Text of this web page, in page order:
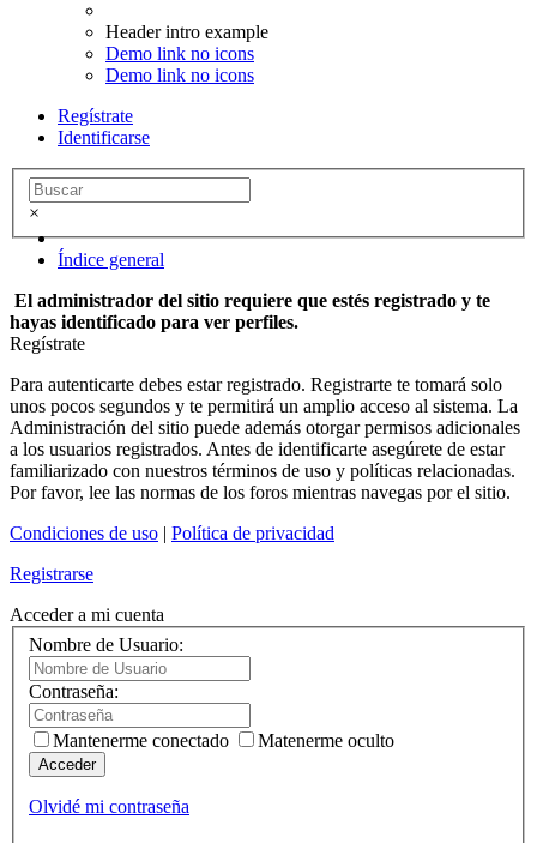
Header intro example
Demo link no icons
Demo link no icons
Regístrate
Identificarse
×
Índice general
El administrador del sitio requiere que estés registrado y te
hayas identificado para ver perfiles.
Regístrate
Para autenticarte debes estar registrado. Registrarte te tomará solo
unos pocos segundos y te permitirá un amplio acceso al sistema. La
Administración del sitio puede además otorgar permisos adicionales
a los usuarios registrados. Antes de identificarte asegúrete de estar
familiarizado con nuestros términos de uso y políticas relacionadas.
Por favor, lee las normas de los foros mientras navegas por el sitio.
Condiciones de uso | Política de privacidad
Registrarse
Acceder a mi cuenta
Nombre de Usuario:
Contraseña:
Mantenerme conectado Matenerme oculto
Acceder
Olvidé mi contraseña